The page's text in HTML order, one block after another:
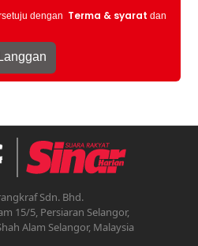
dengan Terma & syarat dan
Sdn. Bhd.
15/5, Persiaran Selangor,
Alam Selangor, Malaysia